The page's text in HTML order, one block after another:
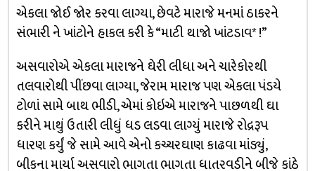
એકલા જોઈ જોર કરવા લાગ્યા, છેવટે મારાજે મનમાં ઠાકરને
સંભારી ને ખાંટોને હાકલ કરી કે “માટી થાજો ખાંટડાવ* !”
અસવારોએ એકલા મારાજને ઘેરી લીધા અને ચારેકોરથી
તલવારોથી પીંછવા લાગ્યા, જેરામ મારાજ પણ એકલા પંડયે
ટોળાં સામે બાથ ભીડી, એમાં કોઇએ મારાજને પાછળથી ઘા
કરીને માથું ઉતારી લીધું ધડ લડવા લાગ્યું મારાજે રોદ્રરૂપ
ધારણ કર્યું જે સામે આવે એનો કચ્ચરઘાણ કાઢવા માંડ્યું,
બીકના માર્યા અસવારો ભાગતા ભાગતા ધાતરવડીને બીજે કાંઠે